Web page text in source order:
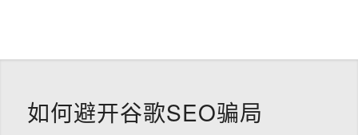
如何避开谷歌SEO骗局